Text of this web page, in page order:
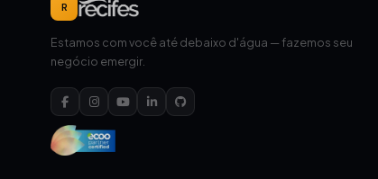
R
Estamos com você até debaixo d'água — fazemos seu
negócio emergir.